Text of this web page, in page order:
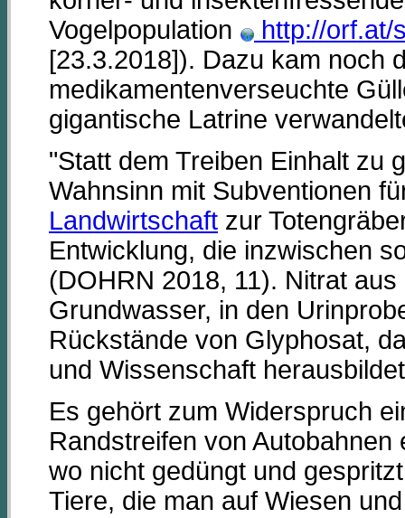
Vogelpopulation
http://orf.at/
[23.3.2018]). Dazu kam noch
medikamentenverseuchte
gigantische Latrine
"Statt dem Treiben Einhalt zu
Wahnsinn mit Subventionen
Landwirtschaft zur
Entwicklung, die inzwischen
(DOHRN 2018, 11). Nitrat
Grundwasser, in den
Rückstände von Glyphosat,
und Wissenschaft
Es gehört zum Widerspruch
Randstreifen von
wo nicht gedüngt und
Tiere, die man auf Wiesen